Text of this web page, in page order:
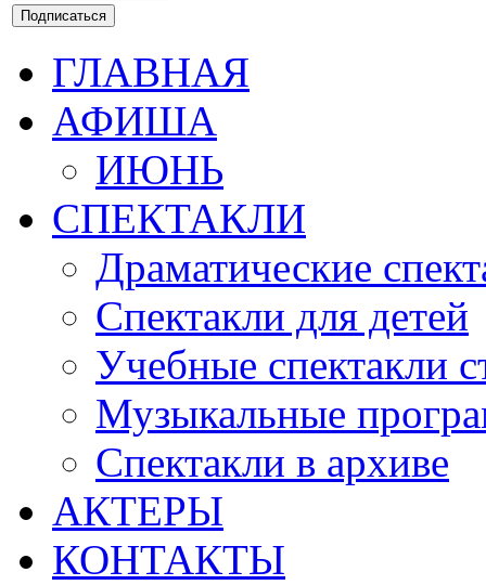
ГЛАВНАЯ
АФИША
ИЮНЬ
СПЕКТАКЛИ
Драматические
Спектакли для детей
Учебные спектакли
Музыкальные
Спектакли в архиве
АКТЕРЫ
КОНТАКТЫ